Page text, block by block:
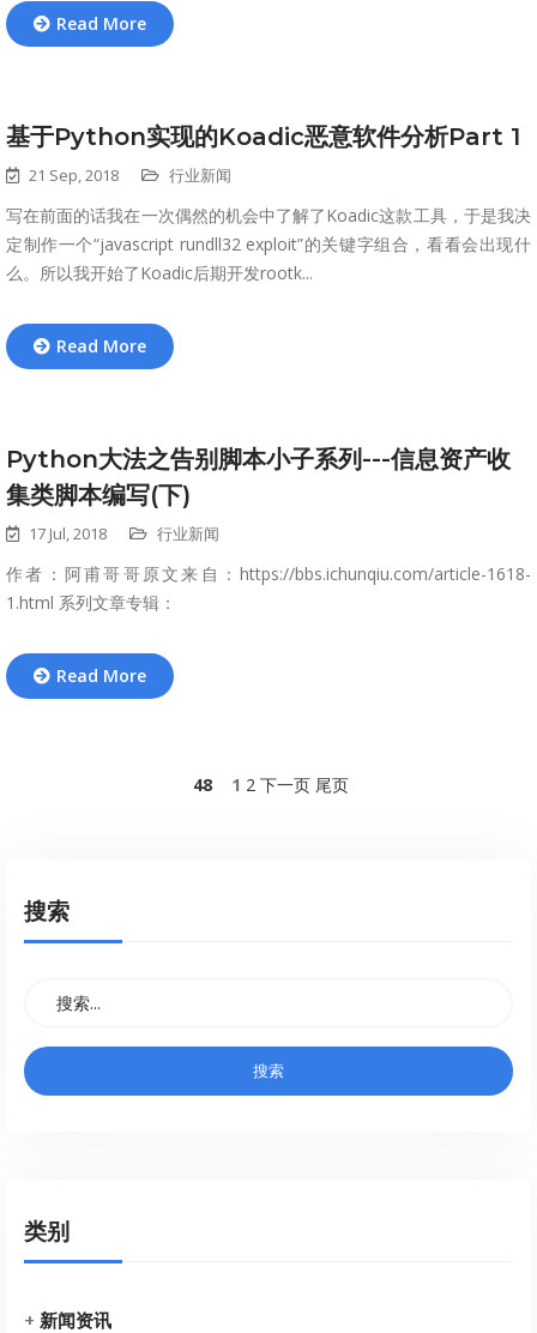
Read More
基于Python实现的Koadic恶意软件分析Part 1
21 Sep, 2018 行业新闻
写在前面的话我在一次偶然的机会中了解了Koadic这款工具，于是我决
定制作一个“javascript rundll32 exploit”的关键字组合，看看会出现什
么。所以我开始了Koadic后期开发rootk...
Read More
Python大法之告别脚本小子系列---信息资产收
集类脚本编写(下)
17 Jul, 2018 行业新闻
作者：阿甫哥哥原文来自：https://bbs.ichunqiu.com/article-1618-
1.html 系列文章专辑：
Read More
48 1 2 下一页 尾页
搜索
类别
+ 新闻资讯